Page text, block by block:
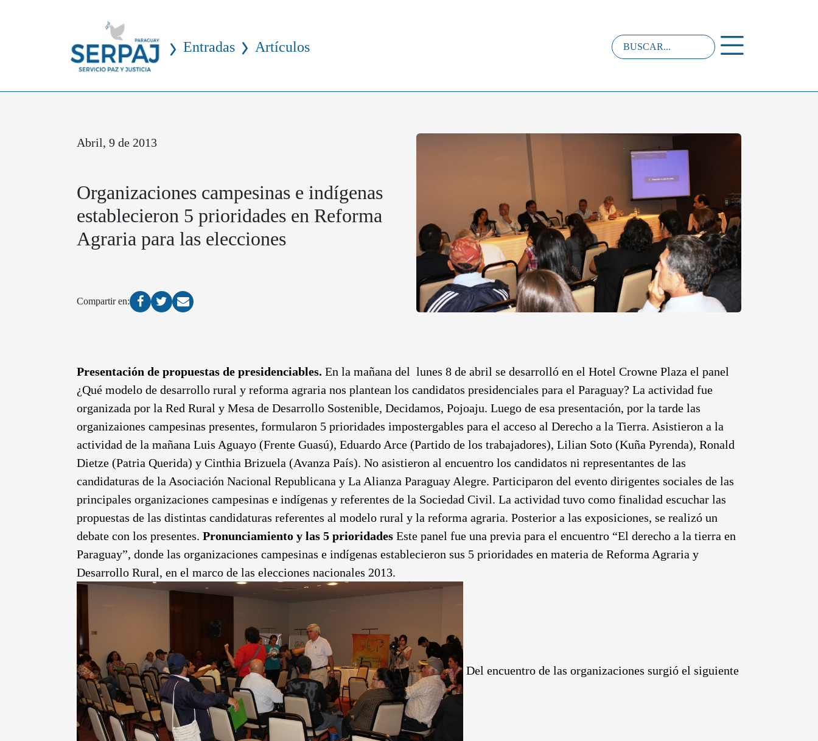
Entradas Artículos
Abril, 9 de 2013
Organizaciones campesinas e indígenas
establecieron 5 prioridades en Reforma
Agraria para las elecciones
Compartir en:
Presentación de propuestas de presidenciables. En la mañana del lunes 8 de abril se desarrolló en el Hotel Crowne Plaza el panel
¿Qué modelo de desarrollo rural y reforma agraria nos plantean los candidatos presidenciales para el Paraguay? La actividad fue
organizada por la Red Rural y Mesa de Desarrollo Sostenible, Decidamos, Pojoaju. Luego de esa presentación, por la tarde las
organizaiones campesinas presentes, formularon 5 prioridades impostergables para el acceso al Derecho a la Tierra. Asistieron a la
actividad de la mañana Luis Aguayo (Frente Guasú), Eduardo Arce (Partido de los trabajadores), Lilian Soto (Kuña Pyrenda), Ronald
Dietze (Patria Querida) y Cinthia Brizuela (Avanza País). No asistieron al encuentro los candidatos ni representantes de las
candidaturas de la Asociación Nacional Republicana y La Alianza Paraguay Alegre. Participaron del evento dirigentes sociales de las
principales organizaciones campesinas e indígenas y referentes de la Sociedad Civil. La actividad tuvo como finalidad escuchar las
propuestas de las distintas candidaturas referentes al modelo rural y la reforma agraria. Posterior a las exposiciones, se realizó un
debate con los presentes. Pronunciamiento y las 5 prioridades Este panel fue una previa para el encuentro “El derecho a la tierra en
Paraguay”, donde las organizaciones campesinas e indígenas establecieron sus 5 prioridades en materia de Reforma Agraria y
Desarrollo Rural, en el marco de las elecciones nacionales 2013.
Del encuentro de las organizaciones surgió el siguiente